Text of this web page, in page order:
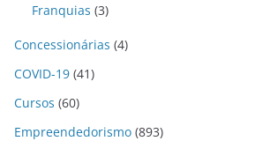
Franquias (3)
Concessionárias (4)
COVID-19 (41)
Cursos (60)
Empreendedorismo (893)